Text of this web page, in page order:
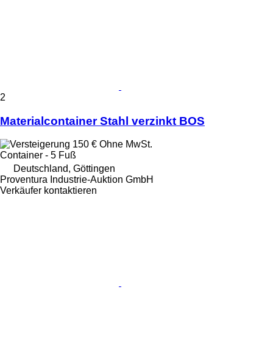
2
Materialcontainer Stahl verzinkt BOS
150 € Ohne MwSt.
Container - 5 Fuß
Deutschland, Göttingen
Proventura Industrie-Auktion GmbH
Verkäufer kontaktieren